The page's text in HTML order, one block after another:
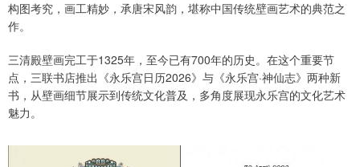
构图考究，画工精妙，承唐宋风韵，堪称中国传统壁画艺术的典范之
作。
三清殿壁画完工于1325年，至今已有700年的历史。在这个重要节
点，三联书店推出《永乐宫日历2026》与《永乐宫·神仙志》两种新
书，从壁画细节展示到传统文化普及，多角度展现永乐宫的文化艺术
魅力。